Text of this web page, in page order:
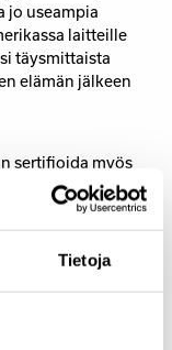
Tietoja
jo useampia
laitteille
täysmittaista
elämän jälkeen
sertifioida myös
on itsekin
projekteja on